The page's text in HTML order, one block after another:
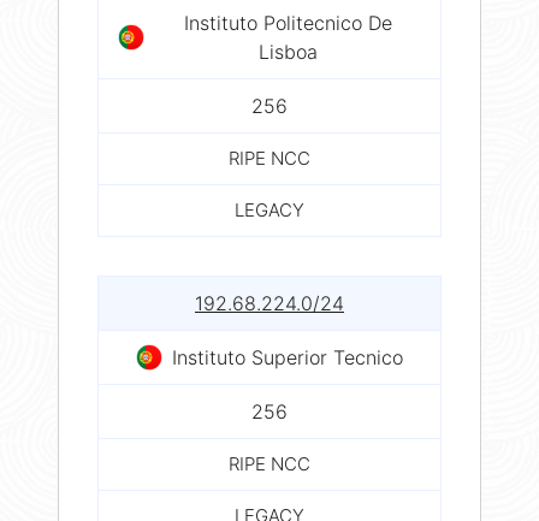
Instituto Politecnico De
Lisboa
256
RIPE NCC
LEGACY
192.68.224.0/24
Instituto Superior Tecnico
256
RIPE NCC
LEGACY